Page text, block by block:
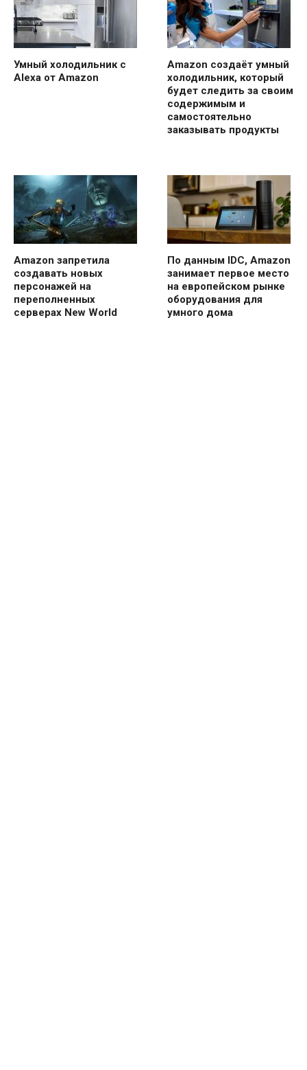
Умный холодильник с
Alexa от Amazon
Amazon создаёт умный
холодильник, который
будет следить за своим
содержимым и
самостоятельно
заказывать продукты
Amazon запретила
создавать новых
персонажей на
переполненных
серверах New World
По данным IDC, Amazon
занимает первое место
на европейском рынке
оборудования для
умного дома